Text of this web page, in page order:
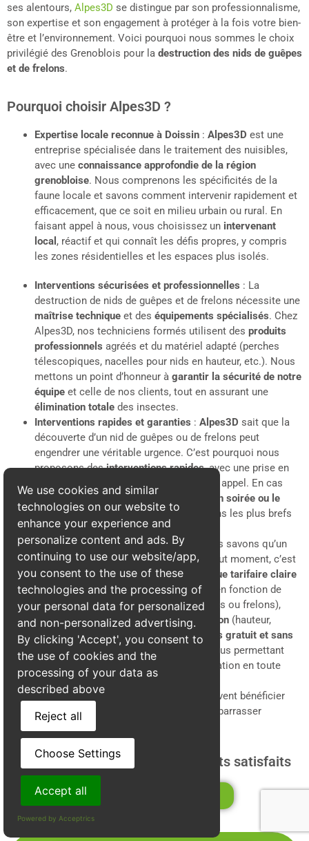
ses alentours, Alpes3D se distingue par son professionnalisme,
son expertise et son engagement à protéger à la fois votre bien-
être et l’environnement. Voici pourquoi nous sommes le choix
privilégié des Grenoblois pour la destruction des nids de guêpes
et de frelons.
Pourquoi choisir Alpes3D ?
Expertise locale reconnue à Doissin : Alpes3D est une
entreprise spécialisée dans le traitement des nuisibles,
avec une connaissance approfondie de la région
grenobloise. Nous comprenons les spécificités de la
faune locale et savons comment intervenir rapidement et
efficacement, que ce soit en milieu urbain ou rural. En
faisant appel à nous, vous choisissez un intervenant
local , réactif et qui connaît les défis propres, y compris
les zones résidentielles et les espaces plus isolés.
Interventions sécurisées et professionnelles : La
destruction de nids de guêpes et de frelons nécessite une
maîtrise technique et des équipements spécialisés. Chez
Alpes3D, nos techniciens formés utilisent des produits
professionnels agréés et du matériel adapté (perches
télescopiques, nacelles pour nids en hauteur, etc.). Nous
mettons un point d’honneur à garantir la sécurité de notre
équipe et celle de nos clients, tout en assurant une
élimination totale des insectes.
Interventions rapides et garanties : Alpes3D sait que la
découverte d’un nid de guêpes ou de frelons peut
engendrer une véritable urgence. C’est pourquoi nous
proposons desinterventions rapides, avec une prise en
charge dans les
24 heures
suivant votre appel. En cas
d’urgence, notre équipe peut intervenir
en soirée ou le
weekendpour assurer votre sécurité dans les plus brefs
délais.
Tarifs transparents et compétitifs
: Nous savons qu’un
problème de nuisibles peut survenir à tout moment, c’est
pourquoi nous avons adopté une
politique tarifaire claire
et transparente. Nos prix sont adaptés en fonction de
l’accessibilité du nid, deson type(guêpes ou frelons),
ainsi que desspécificités de l’intervention (hauteur,
emplacement). Vous obtiendrez undevis gratuit et sans
engagement
avant toute intervention, vous permettant
ainsi de
planifier et de budgétiser
l’opération en toute
sérénité.
Grâce à Alpes3D, les habitants de Doissin peuvent bénéficier
d’un service professionnel et fiable pour se débarrasser
définitivement des guêpes et frelons.
Plus de 440 avis certifiés de clients satisfaits
We use cookies and similar
technologies on our website to
enhance your experience and
personalize content and ads. By
continuing to use our website/app,
you consent to the use of these
technologies and the processing of
your personal data for personalized
and non-personalized advertising.
By clicking 'Accept', you consent to
the use of cookies and the
processing of your data as
described above
Reject all
Choose Settings
Accept all
Powered by Acceptrics